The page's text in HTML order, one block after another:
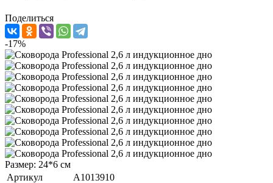
Поделиться
-17%
Размер: 24*6 см
Артикул
A1013910